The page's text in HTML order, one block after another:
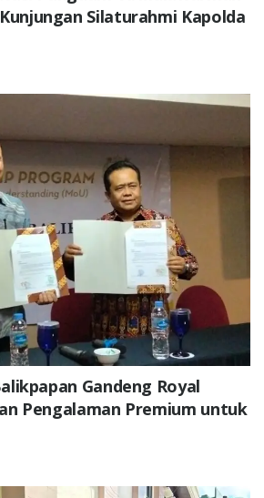
Silaturahmi Kapolda
Gandeng Royal
Pengalaman Premium untuk